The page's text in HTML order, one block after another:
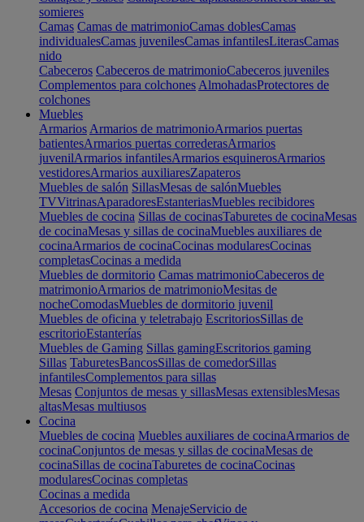
somieres
Camas Camas de matrimonioCamas doblesCamas
individualesCamas juvenilesCamas infantilesLiterasCamas
nido
Cabeceros Cabeceros de matrimonioCabeceros juveniles
Complementos para colchones AlmohadasProtectores de
colchones
Muebles
Armarios Armarios de matrimonioArmarios puertas
batientesArmarios puertas correderasArmarios
juvenilArmarios infantilesArmarios esquinerosArmarios
vestidoresArmarios auxiliaresZapateros
Muebles de salón SillasMesas de salónMuebles
TVVitrinasAparadoresEstanteriasMuebles recibidores
Muebles de cocina Sillas de cocinasTaburetes de cocinaMesas
de cocinaMesas y sillas de cocinaMuebles auxiliares de
cocinaArmarios de cocinaCocinas modularesCocinas
completasCocinas a medida
Muebles de dormitorio Camas matrimonioCabeceros de
matrimonioArmarios de matrimonioMesitas de
nocheComodasMuebles de dormitorio juvenil
Muebles de oficina y teletrabajo EscritoriosSillas de
escritorioEstanterías
Muebles de Gaming Sillas gamingEscritorios gaming
Sillas TaburetesBancosSillas de comedorSillas
infantilesComplementos para sillas
Mesas Conjuntos de mesas y sillasMesas extensiblesMesas
altasMesas multiusos
Cocina
Muebles de cocina Muebles auxiliares de cocinaArmarios de
cocinaConjuntos de mesas y sillas de cocinaMesas de
cocinaSillas de cocinaTaburetes de cocinaCocinas
modularesCocinas completas
Cocinas a medida
Accesorios de cocina MenajeServicio de